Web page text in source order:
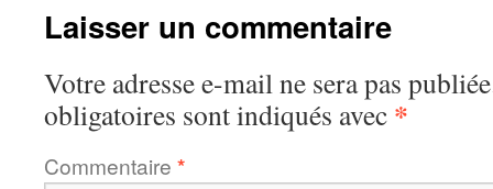
Laisser un commentaire
Votre adresse e-mail ne sera pas
obligatoires sont indiqués avec *
Commentaire *